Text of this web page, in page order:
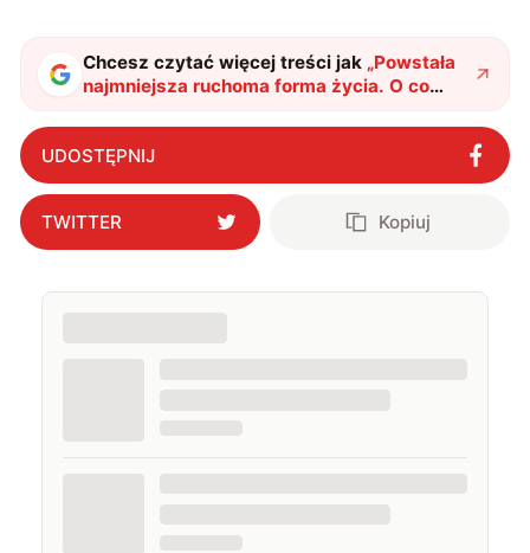
także uprawiać oraz oglądać sport.
Chcesz czytać więcej treści jak „Powstała
najmniejsza ruchoma forma życia. O co
dokładnie chodzi?"?
UDOSTĘPNIJ
TWITTER Kopiuj